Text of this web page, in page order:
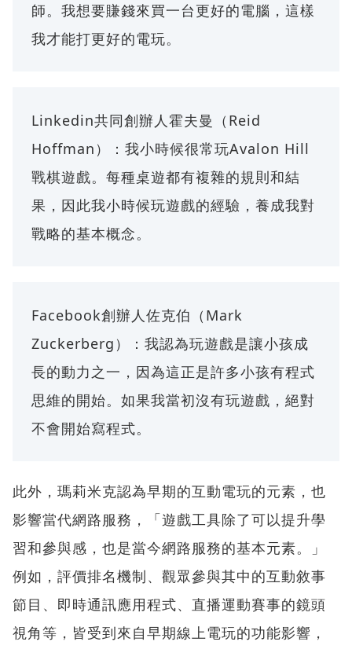
師。我想要賺錢來買一台更好的電腦，這樣
我才能打更好的電玩。
Linkedin共同創辦人霍夫曼（Reid
Hoffman）：我小時候很常玩Avalon Hill
戰棋遊戲。每種桌遊都有複雜的規則和結
果，因此我小時候玩遊戲的經驗，養成我對
戰略的基本概念。
Facebook創辦人佐克伯（Mark
Zuckerberg）：我認為玩遊戲是讓小孩成
長的動力之一，因為這正是許多小孩有程式
思維的開始。如果我當初沒有玩遊戲，絕對
不會開始寫程式。
此外，瑪莉米克認為早期的互動電玩的元素，也
影響當代網路服務，「遊戲工具除了可以提升學
習和參與感，也是當今網路服務的基本元素。」
例如，評價排名機制、觀眾參與其中的互動敘事
節目、即時通訊應用程式、直播運動賽事的鏡頭
視角等，皆受到來自早期線上電玩的功能影響，